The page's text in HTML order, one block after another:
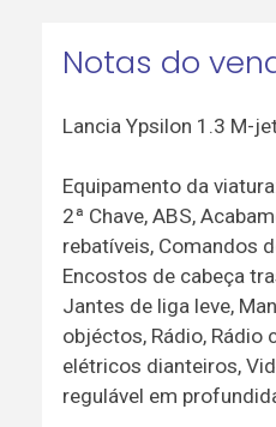
Notas do
Lancia Ypsilon 1.3 M-
Equipamento da
2ª Chave, ABS,
rebatíveis, Comandos
Encostos de cabeça
Jantes de liga leve,
objéctos, Rádio, Rádio
elétricos dianteiros,
regulável em